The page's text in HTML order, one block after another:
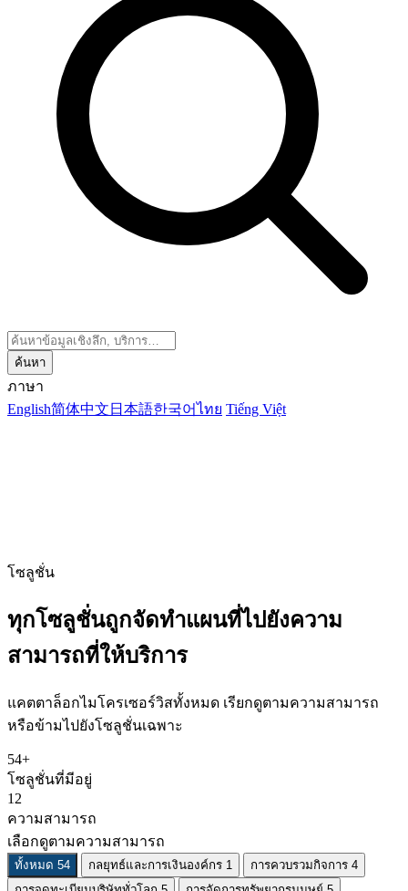
ค้นหา
ภาษา
English简体中文 日本語한국어ไทย Tiếng Việt
โซลูชั่น
ทุกโซลูชั่นถูกจัดทำแผนที่ไปยังความ
สามารถที่ให้บริการ
แคตตาล็อกไมโครเซอร์วิสทั้งหมด เรียกดูตามความสามารถ
หรือข้ามไปยังโซลูชั่นเฉพาะ
54+
โซลูชั่นที่มีอยู่
12
ความสามารถ
เลือกดูตามความสามารถ
ทั้งหมด 54 กลยุทธ์และการเงินองค์กร 1 การควบรวมกิจการ 4